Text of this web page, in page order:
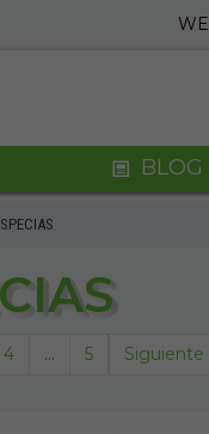
BLOG
4 ... 5 Siguiente